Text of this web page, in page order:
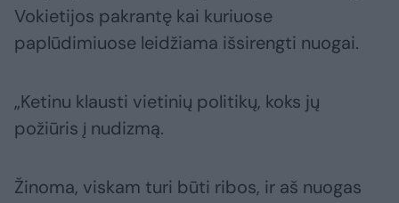
Vokietijos pakrantę kai kuriuose
paplūdimiuose leidžiama išsirengti nuogai.
„Ketinu klausti vietinių politikų, koks jų
požiūris į nudizmą.
Žinoma, viskam turi būti ribos, ir aš nuogas